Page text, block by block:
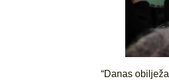
“Danas